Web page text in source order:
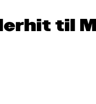
til